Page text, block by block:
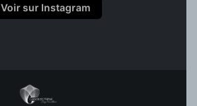
Voir sur Instagram